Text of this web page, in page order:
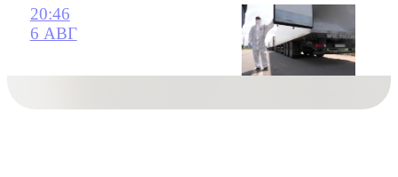
20:46
6 АВГ